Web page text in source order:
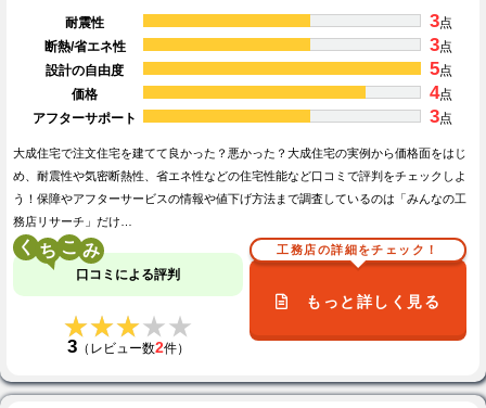
耐震性 3点
断熱/省エネ性
3点
設計の自由度
5点
価格
4点
アフターサポート
3点
大成住宅で注文住宅を建てて良かった？悪かった？大成住宅の実例から価格面をはじ
め、耐震性や気密断熱性、省エネ性などの住宅性能など口コミで評判をチェックしよ
う！保障やアフターサービスの情報や値下げ方法まで調査しているのは「みんなの工
務店リサーチ」だけ…
く こ
口コミによる評判
★★★★★
★★★★★
3（レビュー数2件）
工務店の詳細をチェック！
もっと詳しく見る